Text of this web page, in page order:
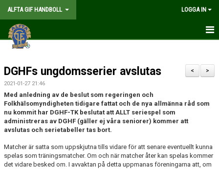
ALFTA GIF HANDBOLL LOGGA IN
HEM
FÖRENINGEN
MEDLEMSKAP
MATCHER
KALENDER
>
<
DGHFs ungdomsserier avslutas
2021-01-27 21:46
Med anledning av de beslut som regeringen och
Folkhälsomyndigheten tidigare fattat och de nya allmänna råd som
nu kommit har DGHF-TK beslutat att ALLT seriespel som
administreras av DGHF (gäller ej våra seniorer) kommer att
avslutas och serietabeller tas bort.
Matcher är satta som uppskjutna tills vidare för att senare eventuellt kunna
spelas som träningsmatcher. Om och när matcher åter kan spelas kommer
det vidare besked om. I avvaktan på detta uppmanas föreningarna att, om